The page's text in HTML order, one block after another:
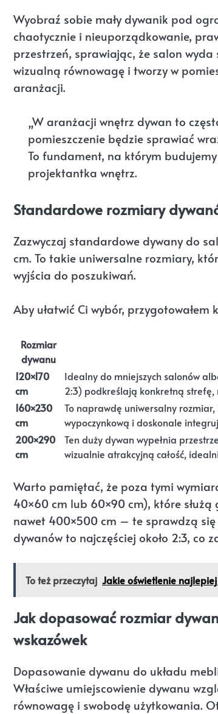
Wyobraź sobie mały dywanik pod
chaotycznie i nieuporządkowanie,
przestrzeń, sprawiając, że salon
wizualną równowagę i tworzy w
aranżacji.
„W aranżacji wnętrz dywan to
pomieszczenie będzie sprawiać
To fundament, na którym
projektantka wnętrz.
Standardowe rozmiary
Zazwyczaj standardowe dywany do
cm. To takie uniwersalne rozmiary,
wyjścia do poszukiwań.
Aby ułatwić Ci wybór,
Rozmiar
dywanu
120×170
cm
Idealny do mniejszych salonów
2:3) podkreślają konkretną strefę,
160×230
cm
To naprawdę uniwersalny rozmiar,
wypoczynkową i doskonale
200×290
cm
Ten duży dywan wypełnia
wizualnie atrakcyjną całość,
Warto pamiętać, że poza tymi
40×60 cm lub 60×90 cm), które
nawet 400×500 cm – te sprawdzą
dywanów to najczęściej około 2:3, co
To też przeczytaj Jakie oświetlenie
Jak dopasować rozmiar
wskazówek
Dopasowanie dywanu do układu
Właściwe umiejscowienie dywanu
równowagę i swobodę użytkowania.